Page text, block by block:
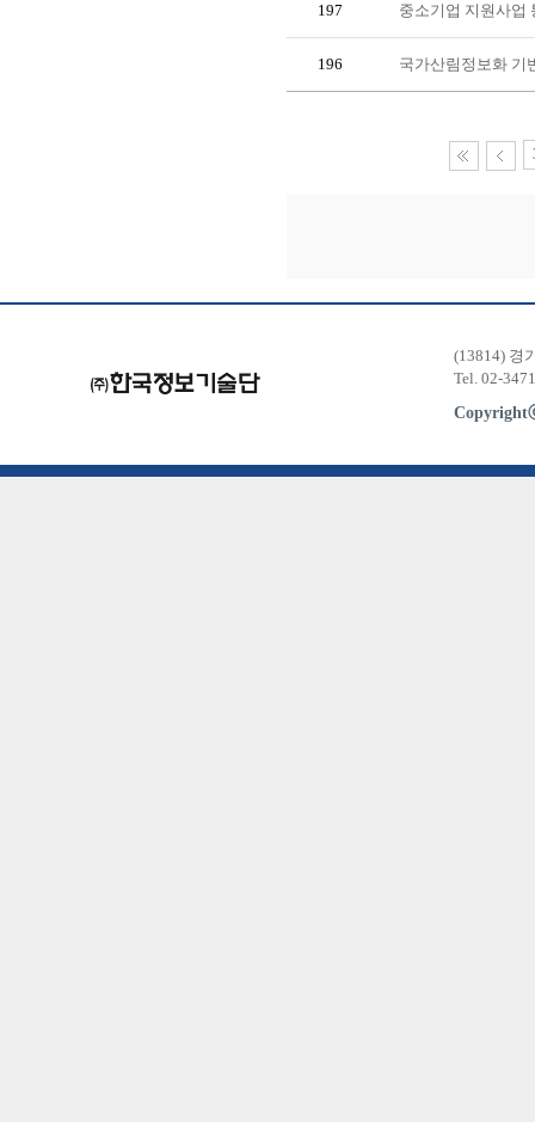
197 중소기업 지원사업
196 국가산림정보화 기
(13814) 경
Tel. 02-